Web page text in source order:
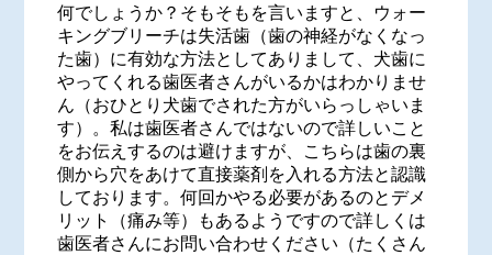
何でしょうか？そもそもを言いますと、ウォー
キングブリーチは失活歯（歯の神経がなくなっ
た歯）に有効な方法としてありまして、犬歯に
やってくれる歯医者さんがいるかはわかりませ
ん（おひとり犬歯でされた方がいらっしゃいま
す）。私は歯医者さんではないので詳しいこと
をお伝えするのは避けますが、こちらは歯の裏
側から穴をあけて直接薬剤を入れる方法と認識
しております。何回かやる必要があるのとデメ
リット（痛み等）もあるようですので詳しくは
歯医者さんにお問い合わせください（たくさん